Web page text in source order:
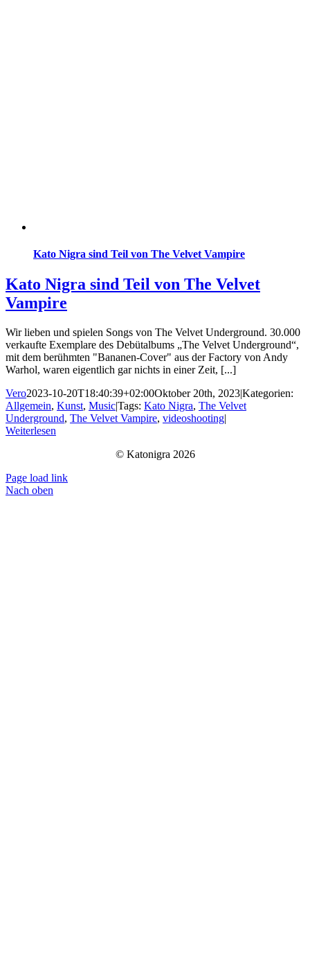
Kato Nigra sind Teil von The Velvet Vampire
Kato Nigra sind Teil von The Velvet
Vampire
Wir lieben und spielen Songs von The Velvet Underground. 30.000
verkaufte Exemplare des Debütalbums „The Velvet Underground“,
mit dem berühmten "Bananen-Cover" aus der Factory von Andy
Warhol, waren eigentlich gar nichts in einer Zeit, [...]
Vero2023-10-20T18:40:39+02:00Oktober 20th, 2023|Kategorien:
Allgemein, Kunst, Music|Tags: Kato Nigra, The Velvet
Underground, The Velvet Vampire, videoshooting|
Weiterlesen
© Katonigra 2026
Page load link
Nach oben